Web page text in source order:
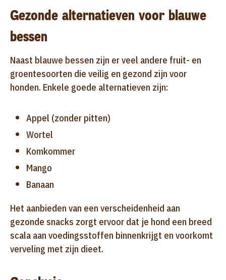
Gezonde alternatieven voor blauwe
bessen
Naast blauwe bessen zijn er veel andere fruit- en
groentesoorten die veilig en gezond zijn voor
honden. Enkele goede alternatieven zijn:
Appel (zonder pitten)
Wortel
Komkommer
Mango
Banaan
Het aanbieden van een verscheidenheid aan
gezonde snacks zorgt ervoor dat je hond een breed
scala aan voedingsstoffen binnenkrijgt en voorkomt
verveling met zijn dieet.